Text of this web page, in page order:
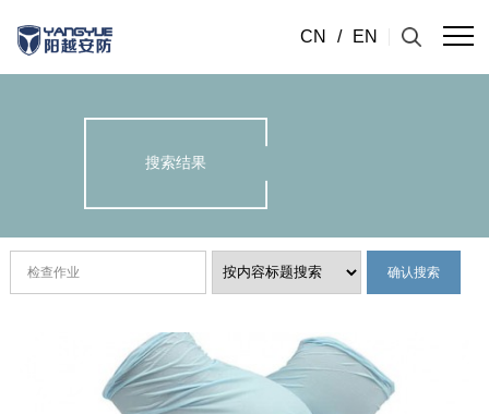
CN / EN
搜索结果